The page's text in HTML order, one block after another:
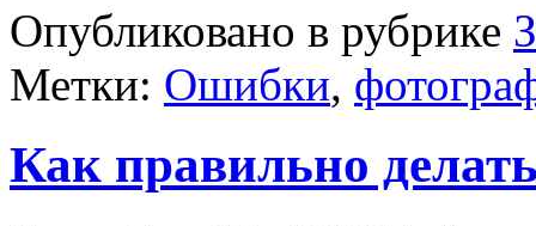
Опубликовано в рубрике
Метки: Ошибки,
Как правильно